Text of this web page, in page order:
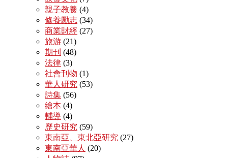
親子教養 (4)
修養勵志 (34)
商業財經 (27)
旅游 (21)
期刊 (48)
法律 (3)
社會刊物 (1)
華人研究 (53)
詩集 (56)
繪本 (4)
輔導 (4)
歷史研究 (59)
東南亞、東北亞研究 (27)
東南亞華人 (20)